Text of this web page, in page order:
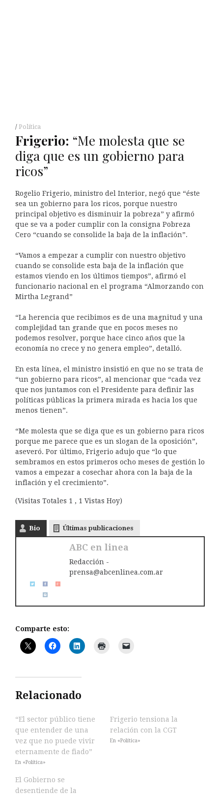
Política
Frigerio: “Me molesta que se
diga que es un gobierno para
ricos”
Rogelio Frigerio, ministro del Interior, negó que “éste
sea un gobierno para los ricos, porque nuestro
principal objetivo es disminuir la pobreza” y afirmó
que se va a poder cumplir con la consigna Pobreza
Cero “cuando se consolide la baja de la inflación”.
“Vamos a empezar a cumplir con nuestro objetivo
cuando se consolide esta baja de la inflación que
estamos viendo en los últimos tiempos”, afirmó el
funcionario nacional en el programa “Almorzando con
Mirtha Legrand”
“La herencia que recibimos es de una magnitud y una
complejidad tan grande que en pocos meses no
podemos resolver, porque hace cinco años que la
economía no crece y no genera empleo”, detalló.
En esta línea, el ministro insistió en que no se trata de
“un gobierno para ricos”, al mencionar que “cada vez
que nos juntamos con el Presidente para definir las
políticas públicas la primera mirada es hacia los que
menos tienen”.
“Me molesta que se diga que es un gobierno para ricos
porque me parece que es un slogan de la oposición”,
aseveró. Por último, Frigerio adujo que “lo que
sembramos en estos primeros ocho meses de gestión lo
vamos a empezar a cosechar ahora con la baja de la
inflación y el crecimiento”.
(Visitas Totales 1 , 1 Vistas Hoy)
Bio Últimas publicaciones
ABC en linea
Redacción -
prensa@abcenlinea.com.ar
Comparte esto:
Relacionado
“El sector público tiene
que entender de una
vez que no puede vivir
eternamente de fiado”
En «Política»
Frigerio tensiona la
relación con la CGT
En «Política»
El Gobierno se
desentiende de la